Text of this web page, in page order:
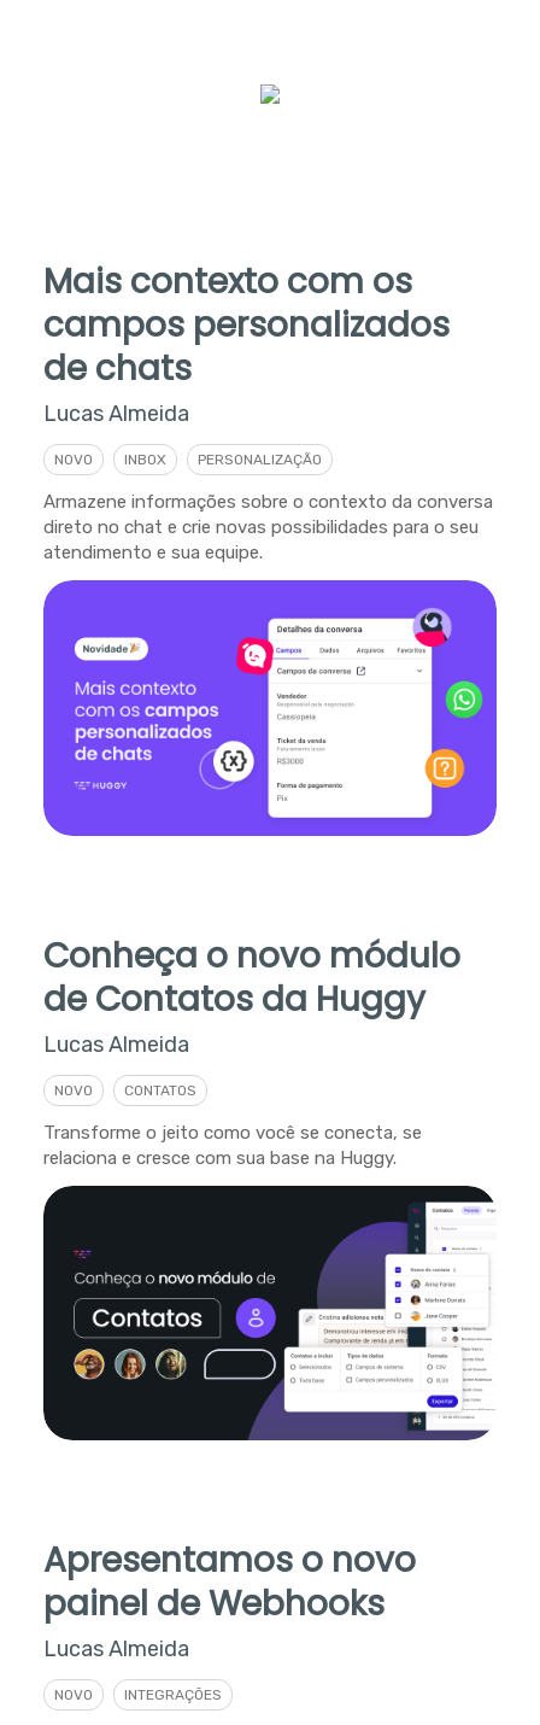
Mais contexto com os
campos personalizados
de chats
Lucas Almeida
NOVO INBOX PERSONALIZAÇÃO
Armazene informações sobre o contexto da conversa
direto no chat e crie novas possibilidades para o seu
atendimento e sua equipe.
Conheça o novo módulo
de Contatos da Huggy
Lucas Almeida
NOVO CONTATOS
Transforme o jeito como você se conecta, se
relaciona e cresce com sua base na Huggy.
Apresentamos o novo
painel de Webhooks
Lucas Almeida
NOVO INTEGRAÇÕES